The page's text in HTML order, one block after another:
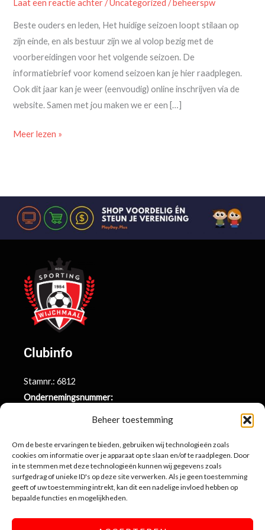
Beheer toestemming
Om de beste ervaringen te bieden, gebruiken wij technologieën zoals
cookies om informatie over je apparaat op te slaan en/of te raadplegen. Door
in te stemmen met deze technologieën kunnen wij gegevens zoals
surfgedrag of unieke ID's op deze site verwerken. Als je geen toestemming
geeft of uw toestemming intrekt, kan dit een nadelige invloed hebben op
bepaalde functies en mogelijkheden.
Laat een reactie achter /Uncategorized /beheerspw
Beste ouders en leden, Het huidige seizoen loopt stilaan op
zijn einde, en als bestuur zijn we al volop bezig met de
voorbereidingen voor het volgende seizoen. De
informatiebrief voor komend seizoen kan je hier raadplegen.
Ook dit jaar kan je weer (eenvoudig) online inschrijven via de
website. Samen met jou maken we er een […]
2027
Meer lezen »
Clubinfo
Stamnr.: 6812
Ondernemingsnummer:
BE71 9731 6439 9169
Contactinformatie